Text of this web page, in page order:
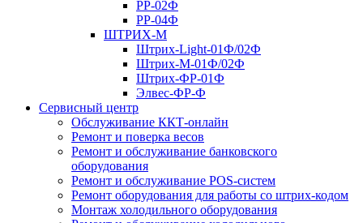
РР-02Ф
РР-04Ф
ШТРИХ-М
Штрих-Light-01Ф/02Ф
Штрих-М-01Ф/02Ф
Штрих-ФР-01Ф
Элвес-ФР-Ф
Сервисный центр
Обслуживание ККТ-онлайн
Ремонт и поверка весов
Ремонт и обслуживание банковского
оборудования
Ремонт и обслуживание POS-систем
Ремонт оборудования для работы со штрих-кодом
Монтаж холодильного оборудования